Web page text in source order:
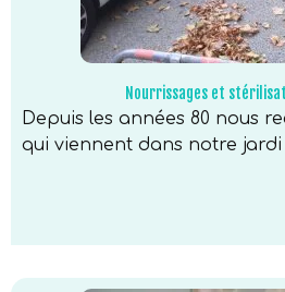
Nourrissages et
Depuis les années 80 nous
qui viennent dans notre jardi